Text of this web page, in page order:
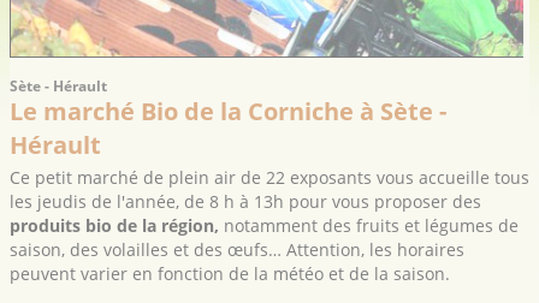
Sète - Hérault
Le marché Bio de la Corniche à Sète -
Hérault
Ce petit marché de plein air de 22 exposants vous accueille tous
les jeudis de l'année, de 8 h à 13h pour vous proposer des
produits bio de la région, notamment des fruits et légumes de
saison, des volailles et des œufs… Attention, les horaires
peuvent varier en fonction de la météo et de la saison.